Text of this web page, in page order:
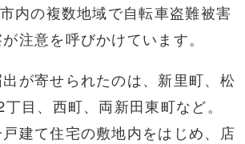
内の複数地域で自転車盗難被害
注意を呼びかけています。
が寄せられたのは、新里町、松
目、西町、両新田東町など。
建て住宅の敷地内をはじめ、店